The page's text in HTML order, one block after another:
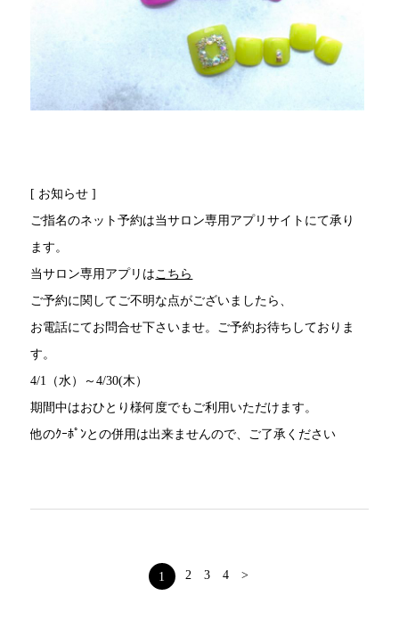
[ お知らせ ]
ご指名のネット予約は当サロン専用アプリサイトにて承り
ます。
当サロン専用アプリはこちら
ご予約に関してご不明な点がございましたら、
お電話にてお問合せ下さいませ。ご予約お待ちしておりま
す。
4/1（水）～4/30(木）
期間中はおひとり様何度でもご利用いただけます。
他のｸｰﾎﾟﾝとの併用は出来ませんので、ご了承ください
1 2 3 4 >